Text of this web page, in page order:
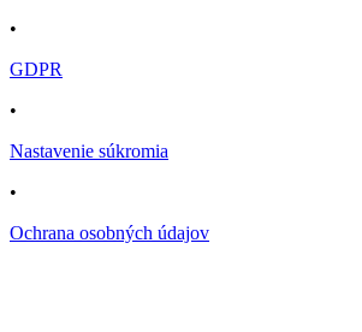
•
GDPR
•
Nastavenie súkromia
•
Ochrana osobných údajov